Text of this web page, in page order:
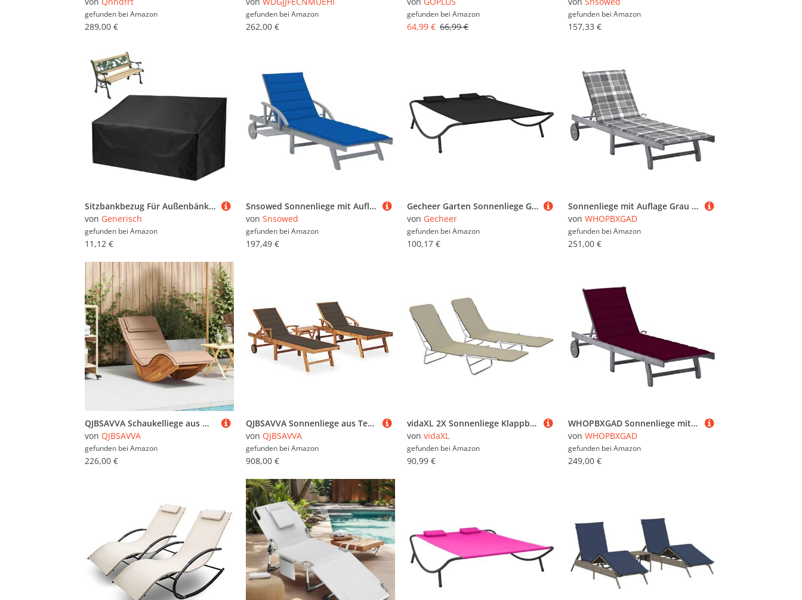
gefunden bei Amazon
289,00 €
gefunden bei Amazon
262,00 €
gefunden bei Amazon
64,99 € 66,99 €
gefunden bei Amazon
157,33 €
Sitzbankbezug Für Außenbänke 210D Oxford Stoff - Abdeckplane Für Gartenbank Und Relaxliege, Atmungsaktive Und Wasserabweisende Hülle Für Möbel Im Freien, Für Park, Balkon, Gartensitzgruppe
von Generisch
gefunden bei Amazon
11,12 €
Snsowed Sonnenliege mit Auflage Akazie Massivholz, Gartenliege, Liegestuhl, Sonnenstuhl, Sonneninsel Outdoor, Liegen, Gartenmöbel, Bäderliege, Relaxliege - 3061339
von Snsowed
gefunden bei Amazon
197,49 €
Gecheer Garten Sonnenliege Gartenliege Doppelliege Outdoor-Loungebett für 2 Personen Sonnenbett Outdoor Liege Relaxliege Doppelbett Gartenmöbel Liege Liegestuhl Stoff Schwarz
von Gecheer
gefunden bei Amazon
100,17 €
Sonnenliege mit Auflage Grau - Massivholz Akazie Gartenliege mit verstellbarer Rückenlehne & Fußstütze, bequeme Relaxliege für Terrasse, Pool, Balkon, inkl. grauer Polyester-Auflage mit Karomuster
von WHOPBXGAD
gefunden bei Amazon
251,00 €
QJBSAVVA Schaukelliege aus Massivholz Akazie mit Polsterkissen 154 x 60 x 74 cm Sonnenliege Gartenliege Relaxliege für Terrasse Garten und Poolbereich
von QJBSAVVA
gefunden bei Amazon
226,00 €
QJBSAVVA Sonnenliege aus Teakholz 2er Set mit Beistelltisch und Auflagen Verstellbare Rückenlehne & Fußteil 195 x 59.5 cm Gartenliege Strandliege Outdoor Relaxliege für Terrasse Garten und Balkon
von QJBSAVVA
gefunden bei Amazon
908,00 €
vidaXL 2X Sonnenliege Klappbar Taupe Gartenliege Liegestuhl Relaxliege Liege
von vidaXL
gefunden bei Amazon
90,99 €
WHOPBXGAD Sonnenliege mit Auflage Grau Akazie Massivholz - Verstellbare Relaxliege für Garten, Terrasse Pool Hochwertige Outdoor-Liege mit Polster Rädern Robustes Akazienholz - Max. 110 kg
von WHOPBXGAD
gefunden bei Amazon
249,00 €